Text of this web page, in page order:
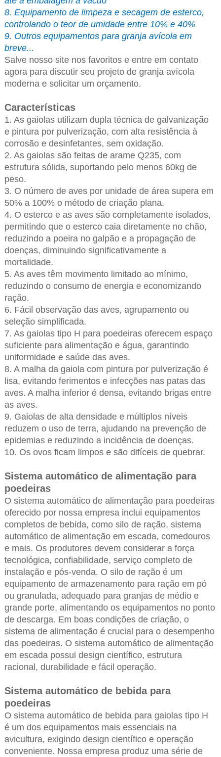
8. Equipamento de limpeza e secagem de esterco,
controlando o teor de umidade entre 10% e 40%
9. Outros equipamentos para granja avícola em
breve...
Salve nosso site nos favoritos e entre em contato
agora para discutir seu projeto de granja avícola
moderna e solicitar um orçamento.
Características
1. As gaiolas utilizam dupla técnica de galvanização
e pintura por pulverização, com alta resistência à
corrosão e desinfetantes, sem oxidação.
2. As gaiolas são feitas de arame Q235, com
estrutura sólida, suportando pelo menos 60kg de
peso.
3. O número de aves por unidade de área supera em
50% a 100% o método de criação plana.
4. O esterco e as aves são completamente isolados,
permitindo que o esterco caia diretamente no chão,
reduzindo a poeira no galpão e a propagação de
doenças, diminuindo significativamente a
mortalidade.
5. As aves têm movimento limitado ao mínimo,
reduzindo o consumo de energia e economizando
ração.
6. Fácil observação das aves, agrupamento ou
seleção simplificada.
7. As gaiolas tipo H para poedeiras oferecem espaço
suficiente para alimentação e água, garantindo
uniformidade e saúde das aves.
8. A malha da gaiola com pintura por pulverização é
lisa, evitando ferimentos e infecções nas patas das
aves. A malha inferior é densa, evitando brigas entre
as aves.
9. Gaiolas de alta densidade e múltiplos níveis
reduzem o uso de terra, ajudando na prevenção de
epidemias e reduzindo a incidência de doenças.
10. Os ovos ficam limpos e são difíceis de quebrar.
Sistema automático de alimentação para
poedeiras
O sistema automático de alimentação para poedeiras
oferecido por nossa empresa inclui equipamentos
completos de bebida, como silo de ração, sistema
automático de alimentação em escada, comedouros
e mais. Os produtores devem considerar a força
tecnológica, confiabilidade, serviço completo de
instalação e pós-venda. O silo de ração é um
equipamento de armazenamento para ração em pó
ou granulada, adequado para granjas de médio e
grande porte, alimentando os equipamentos no ponto
de descarga. Em boas condições de criação, o
sistema de alimentação é crucial para o desempenho
das poedeiras. O sistema automático de alimentação
em escada possui design científico, estrutura
racional, durabilidade e fácil operação.
Sistema automático de bebida para
poedeiras
O sistema automático de bebida para gaiolas tipo H
é um dos equipamentos mais essenciais na
avicultura, exigindo design científico e operação
conveniente. Nossa empresa produz uma série de